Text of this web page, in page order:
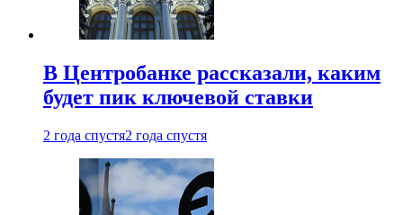
В Центробанке рассказали, каким
будет пик ключевой ставки
2 года спустя2 года спустя